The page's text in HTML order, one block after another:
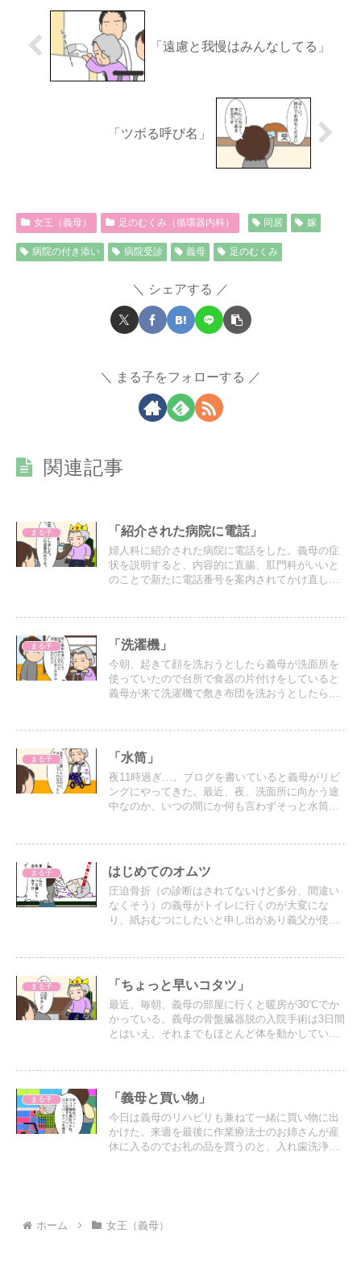
「遠慮と我慢はみんなしてる」
「ツボる呼び名」
女王（義母） 足のむくみ（循環器内科） 同居 嫁
病院の付き添い 病院受診 義母 足のむくみ
シェアする
まる子をフォローする
関連記事
まる子 「紹介された病院に電話」
婦人科に紹介された病院に電話をした。義母の症
状を説明すると、内容的に直腸、肛門科がいいと
のことで新たに電話番号を案内されてかけ直し
まる子 「洗濯機」
今朝、起きて顔を洗おうとしたら義母が洗面所を
使っていたので台所で食器の片付けをしていると
義母が来て洗濯機で敷き布団を洗おうとしたら洗
まる子 「水筒」
夜11時過ぎ…。ブログを書いていると義母がリビ
ングにやってきた。最近、夜、洗面所に向かう途
中なのか、いつの間にか何も言わずそっと水筒を
まる子 はじめてのオムツ
圧迫骨折（の診断はされてないけど多分、間違い
なくそう）の義母がトイレに行くのが大変にな
り、紙おむつにしたいと申し出があり義父が使っ
まる子 「ちょっと早いコタツ」
最近、毎朝、義母の部屋に行くと暖房が30℃でか
かっている。義母の骨盤臓器脱の入院手術は3日間
とはいえ、それまでもほとんど体を動かしていな
まる子 「義母と買い物」
今日は義母のリハビリも兼ねて一緒に買い物に出
かけた。来週を最後に作業療法士のお姉さんが産
休に入るのでお礼の品を買うのと、入れ歯洗浄剤
ホーム 女王（義母）